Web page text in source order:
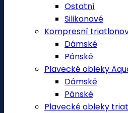
Ostatní
Silikonové
Kompresní
Dámské
Pánské
Plavecké obleky
Dámské
Pánské
Plavecké obleky